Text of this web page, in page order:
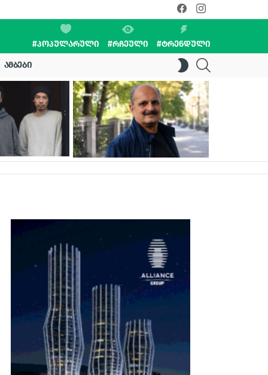
facebookinstagram
#ᲞᲝᲞᲣᲚᲐᲠᲣᲚᲘ #ᲠᲩᲔᲣᲚᲘ #ᲢᲠᲔᲜᲓᲣᲚᲘ
ᲐᲛᲑᲔᲑᲘ
SWITCH
SKIN